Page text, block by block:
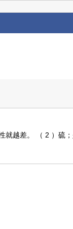
越差。 （ 2 ）硫